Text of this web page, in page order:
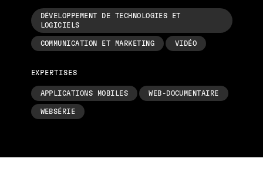
DÉVELOPPEMENT DE TECHNOLOGIES ET
LOGICIELS
COMMUNICATION ET MARKETING VIDÉO
EXPERTISES
APPLICATIONS MOBILES WEB-DOCUMENTAIRE
WEBSÉRIE